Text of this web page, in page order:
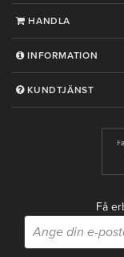
HANDLA
INFORMATION
KUNDTJÄNST
Få